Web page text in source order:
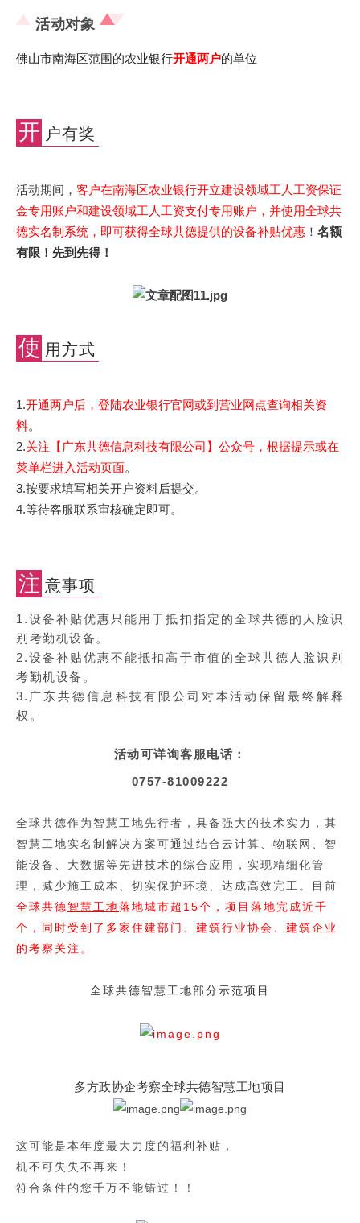
活动对象
佛山市南海区范围的农业银行开通两户的单位
开 户有奖
活动期间， 客户在南海区农业银行开立建设领域工人工资保证
金专用账户和建设领域工人工资支付专用账户，并使用全球共
德实名制系统，即可获得全球共德提供的设备补贴优惠 ！ 名额
有限！先到先得！
使 用方式
1.开通两户后，登陆农业银行官网或到营业网点查询相关资
料。
2.关注【广东共德信息科技有限公司】公众号，根据提示或在
菜单栏进入活动页面。
3.按要求填写相关开户资料后提交。
4.等待客服联系审核确定即可。
注 意事项
1.设备补贴优惠只能用于抵扣指定的全球共德的人脸识
别考勤机设备。
2.设备补贴优惠不能抵扣高于市值的全球共德人脸识别
考勤机设备。
3.广东共德信息科技有限公司对本活动保留最终解释
权。
活动可详询客服电话：
0757-81009222
全球共德作为 智慧工地先行者，具备强大的技术实力，其
智慧工地实名制解决方案可通过结合云计算、物联网、智
能设备、大数据等先进技术的综合应用，实现精细化管
理，减少施工成本、切实保护环境、达成高效完工。目前
全球共德智慧工地落地城市超15个，项目落地完成近千
个，同时受到了多家住建部门、建筑行业协会、建筑企业
的考察关注。
全球共德智慧工地部分示范项目
多方政协企考察全球共德智慧工地项目
这可能是本年度最大力度的福利补贴，
机不可失失不再来！
符合条件的您千万不能错过！！